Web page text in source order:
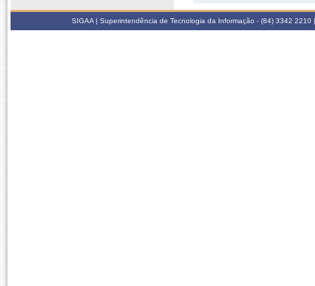
SIGAA | Superintendência de Tecnologia da Informação - (84) 3342